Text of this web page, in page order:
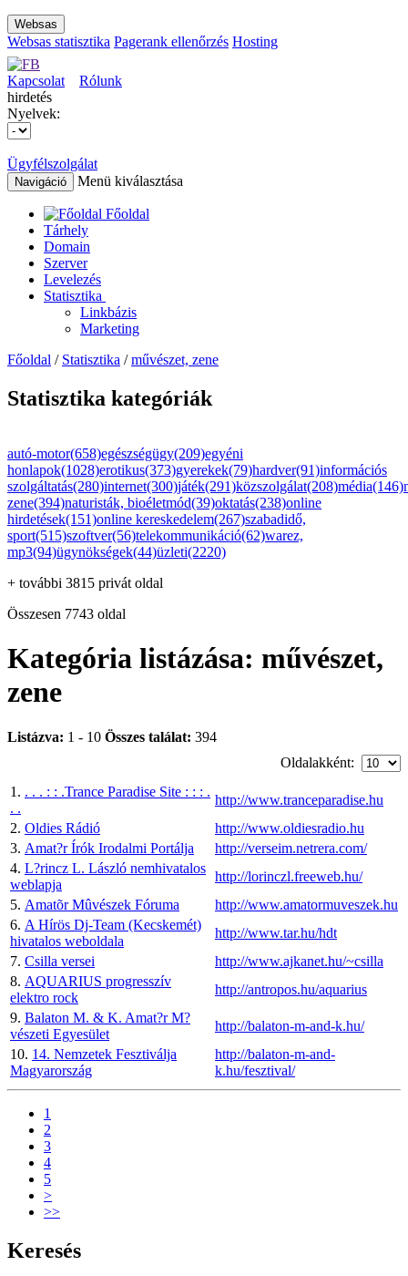
Websas
Websas statisztika Pagerank ellenőrzés Hosting
Kapcsolat
Rólunk
hirdetés
Nyelvek:
Ügyfélszolgálat
Navigáció Menü kiválasztása
Főoldal
Tárhely
Domain
Szerver
Levelezés
Statisztika
Linkbázis
Marketing
Főoldal / Statisztika /művészet, zene
Statisztika kategóriák
autó-motor(658)egészségügy(209)egyéni
honlapok(1028)erotikus(373)gyerekek(79)hardver(91)információs
szolgáltatás(280)internet(300)játék(291)közszolgálat(208)média(146)
zene(394)naturisták, bioéletmód(39)oktatás(238)online
hirdetések(151)online kereskedelem(267)szabadidő,
sport(515)szoftver(56)telekommunikáció(62)warez,
mp3(94)ügynökségek(44)üzleti(2220)
+ további 3815 privát oldal
Összesen 7743 oldal
Kategória listázása: művészet,
zene
Listázva: 1 - 10 Összes találat: 394
Oldalakként:
1. . . . : : .Trance Paradise Site : : : .
. .
http://www.tranceparadise.hu
2. Oldies Rádió
http://www.oldiesradio.hu
3. Amat?r Írók Irodalmi Portálja
http://verseim.netrera.com/
4. L?rincz L. László nemhivatalos
weblapja
http://lorinczl.freeweb.hu/
5. Amatõr Mûvészek Fóruma
http://www.amatormuveszek.hu
6. A Hírös Dj-Team (Kecskemét)
hivatalos weboldala
http://www.tar.hu/hdt
7. Csilla versei
http://www.ajkanet.hu/~csilla
8. AQUARIUS progresszív
elektro rock
http://antropos.hu/aquarius
9. Balaton M. & K. Amat?r M?
vészeti Egyesület
http://balaton-m-and-k.hu/
10. 14. Nemzetek Fesztiválja
Magyarország
http://balaton-m-and-
k.hu/fesztival/
1
2
3
4
5
>
>>
Keresés